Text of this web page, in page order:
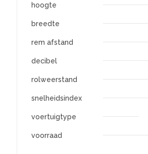
hoogte
breedte
rem afstand
decibel
rolweerstand
snelheidsindex
voertuigtype
voorraad